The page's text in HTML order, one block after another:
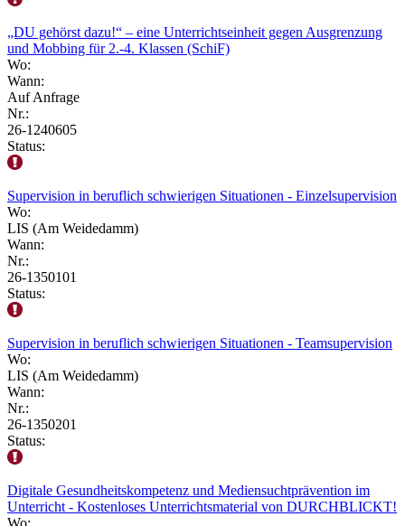
„DU gehörst dazu!“ – eine Unterrichtseinheit gegen Ausgrenzung
und Mobbing für 2.-4. Klassen (SchiF)
Wo:
Wann:
Auf Anfrage
Nr.:
26-1240605
Status:
Supervision in beruflich schwierigen Situationen - Einzelsupervision
Wo:
LIS (Am Weidedamm)
Wann:
Nr.:
26-1350101
Status:
Supervision in beruflich schwierigen Situationen - Teamsupervision
Wo:
LIS (Am Weidedamm)
Wann:
Nr.:
26-1350201
Status:
Digitale Gesundheitskompetenz und Mediensuchtprävention im
Unterricht - Kostenloses Unterrichtsmaterial von DURCHBLICKT!
Wo: